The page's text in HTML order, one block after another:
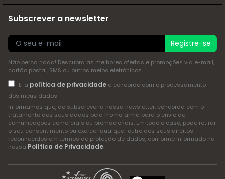
Subscrever a newsletter
Registre-se
Não perca nada! Descubra as melhores ofertas e promoções via e-mail,
cartão postal, SMS ou outros meios eletrónicos
Li a política de privacidadee concordo com o processamento
dos meus dados
Informamos que, ao subscrever a nossa newsletter, concorda com o
tratamento dos seus dados pela Promofarma para o envio de
comunicações comerciais ou promocionais. Em todo o caso, pode retirar
o seu consentimento ou exercer qualquer outro dos seus direitos
reconhecidos em termos de proteção de dados, conforme informado na
nossa Política de Privacidade.